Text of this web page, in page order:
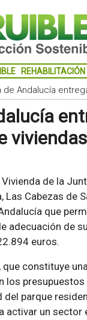
REHABILITACIÓN
de Andalucía
viviendas
de la
Las Cabezas
que
adecuación de
euros.
constituye
los
parque
activar un